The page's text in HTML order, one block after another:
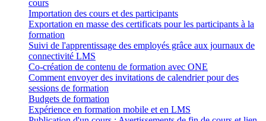
cours
Importation des cours et des participants
Exportation en masse des certificats pour les participants à la
formation
Suivi de l'apprentissage des employés grâce aux journaux de
connectivité LMS
Co-création de contenu de formation avec ONE
Comment envoyer des invitations de calendrier pour des
sessions de formation
Budgets de formation
Expérience en formation mobile et en LMS